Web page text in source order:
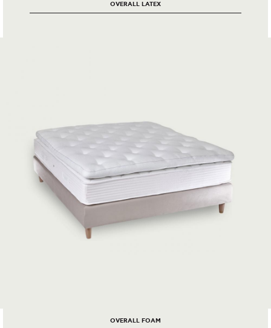
OVERALL LATEX
OVERALL FOAM